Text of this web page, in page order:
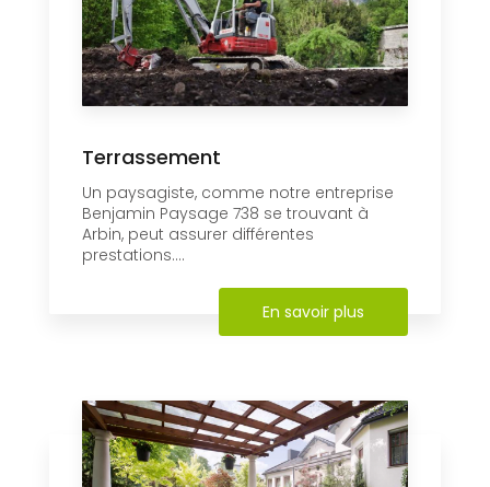
Terrassement
Un paysagiste, comme notre entreprise
Benjamin Paysage 738 se trouvant à
Arbin, peut assurer différentes
prestations....
En savoir plus